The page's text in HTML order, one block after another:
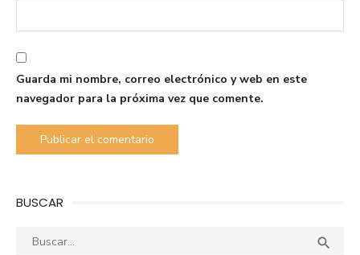
Guarda mi nombre, correo electrónico y web en este
navegador para la próxima vez que comente.
BUSCAR
Buscar: 